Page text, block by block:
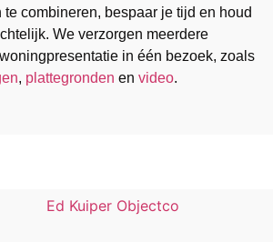
combineren, bespaar je tijd en houd
We verzorgen meerdere
in één bezoek, zoals
, plattegronden en video.